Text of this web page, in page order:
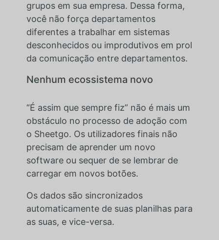
grupos em sua empresa. Dessa forma,
você não força departamentos
diferentes a trabalhar em sistemas
desconhecidos ou improdutivos em prol
da comunicação entre departamentos.
Nenhum ecossistema novo
“É assim que sempre fiz” não é mais um
obstáculo no processo de adoção com
o Sheetgo. Os utilizadores finais não
precisam de aprender um novo
software ou sequer de se lembrar de
carregar em novos botões.
Os dados são sincronizados
automaticamente de suas planilhas para
as suas, e vice-versa.